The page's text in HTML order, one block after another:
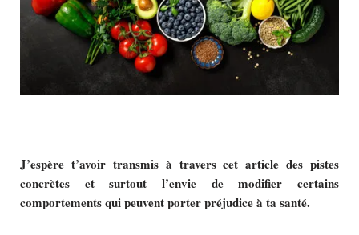
J’espère t’avoir transmis à travers cet article des pistes
concrètes et surtout l’envie de modifier certains
comportements qui peuvent porter préjudice à ta santé.